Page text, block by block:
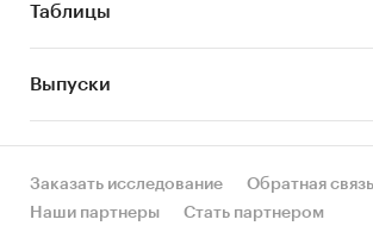
Ценовая конъюнктура
Тенденции и перспективы
российского рынка мороженого
Исследование проведено в мае
Отчет содержит 13 таблиц и 37
Таблицы
Выпуски
Заказать исследование
Обратная связь
Наши партнеры
Стать партнером